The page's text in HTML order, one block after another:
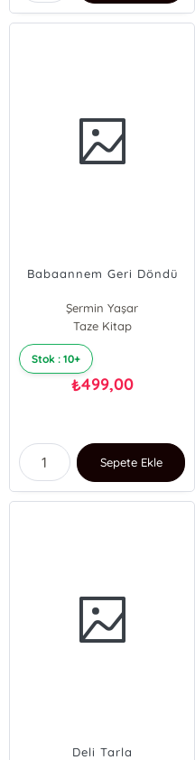
Babaannem Geri Döndü
Şermin Yaşar
Taze Kitap
Stok : 10+
₺499,00
Sepete Ekle
Deli Tarla